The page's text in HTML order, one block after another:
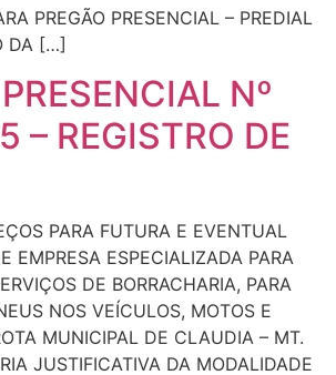
PREGÃO PRESENCIAL – PREDIAL
DA […]
Nº
REGISTRO DE
PARA FUTURA E EVENTUAL
EMPRESA ESPECIALIZADA PARA
DE BORRACHARIA, PARA
NOS VEÍCULOS, MOTOS E
MUNICIPAL DE CLAUDIA – MT.
JUSTIFICATIVA DA MODALIDADE